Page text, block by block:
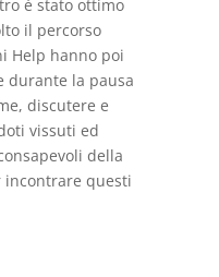
è stato ottimo
il percorso
Help hanno poi
durante la pausa
discutere e
vissuti ed
della
incontrare questi